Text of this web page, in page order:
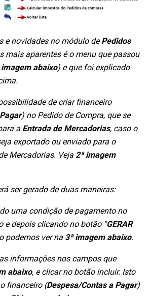
e novidades no módulo dePedidos
mais aparentes é o menu que passou
imagem abaixo) e que foi explicado
de criar financeiro
) no Pedido de Compra, que se
a Entrada de Mercadorias, caso o
exportado ou enviado para o
Mercadorias. Veja 2ª imagem
ser gerado de duas maneiras:
uma condição de pagamento no
e depois clicando no botão “GERAR
podemos ver na 3ª imagem abaixo.
informações nos campos que
abaixo, e clicar no botão incluir. Isto
financeiro (Despesa/Contas a Pagar)